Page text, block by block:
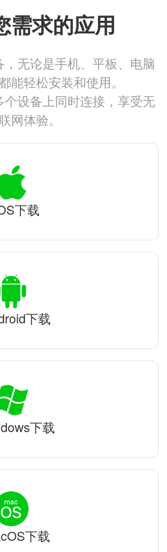
需求的应用
无论是手机、平板、电脑
能轻松安装和使用。
设备上同时连接，享受无
网体验。
下载
下载
下载
下载